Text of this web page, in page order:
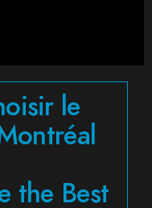
le
the Best